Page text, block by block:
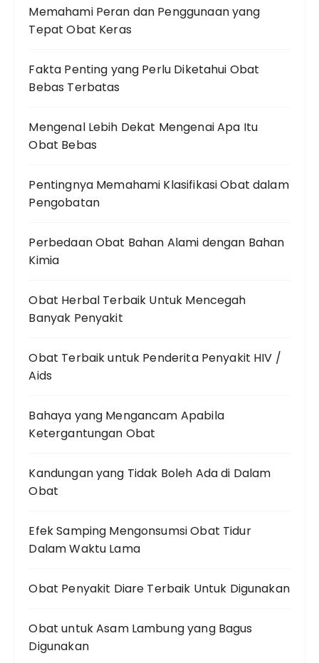
Memahami Peran dan Penggunaan yang
Tepat Obat Keras
Fakta Penting yang Perlu Diketahui Obat
Bebas Terbatas
Mengenal Lebih Dekat Mengenai Apa Itu
Obat Bebas
Pentingnya Memahami Klasifikasi Obat dalam
Pengobatan
Perbedaan Obat Bahan Alami dengan Bahan
Kimia
Obat Herbal Terbaik Untuk Mencegah
Banyak Penyakit
Obat Terbaik untuk Penderita Penyakit HIV /
Aids
Bahaya yang Mengancam Apabila
Ketergantungan Obat
Kandungan yang Tidak Boleh Ada di Dalam
Obat
Efek Samping Mengonsumsi Obat Tidur
Dalam Waktu Lama
Obat Penyakit Diare Terbaik Untuk Digunakan
Obat untuk Asam Lambung yang Bagus
Digunakan